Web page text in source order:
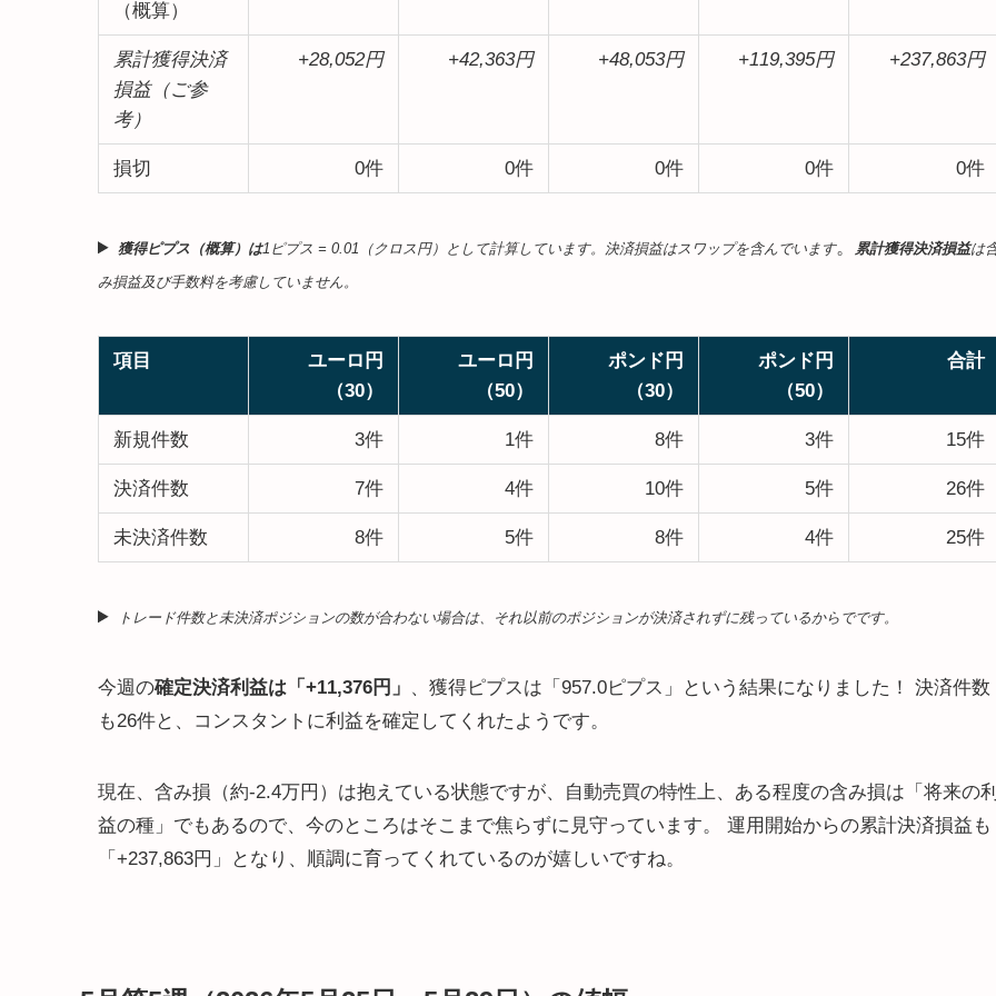
（概算）
累計獲得決済
損益（ご参
考）
+28,052円 +42,363円 +48,053円 +119,395円 +237,863円
損切 0件 0件 0件 0件 0件
獲得ピプス（概算）は1ピプス = 0.01（クロス円）として計算しています。決済損益はスワップを含んでいます。 累計獲得決済損益は
み損益及び手数料を考慮していません。
項目
ユーロ円
（30）
ユーロ円
（50）
ポンド円
（30）
ポンド円
（50）
合計
新規件数 3件 1件 8件 3件 15件
決済件数 7件 4件 10件 5件 26件
未決済件数 8件 5件 8件 4件 25件
トレード件数と未決済ポジションの数が合わない場合は、それ以前のポジションが決済されずに残っているからでです。
今週の確定決済利益は「+11,376円」 、獲得ピプスは「957.0ピプス」という結果になりました！ 決済件数
も26件と、コンスタントに利益を確定してくれたようです。
現在、含み損（約-2.4万円）は抱えている状態ですが、自動売買の特性上、ある程度の含み損は「将来の
益の種」でもあるので、今のところはそこまで焦らずに見守っています。 運用開始からの累計決済損益も
「+237,863円」となり、順調に育ってくれているのが嬉しいですね。